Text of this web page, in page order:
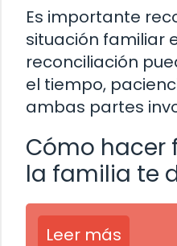
Es importante
situación familiar
reconciliación
el tiempo,
ambas partes
Cómo hacer
la familia te
Leer más